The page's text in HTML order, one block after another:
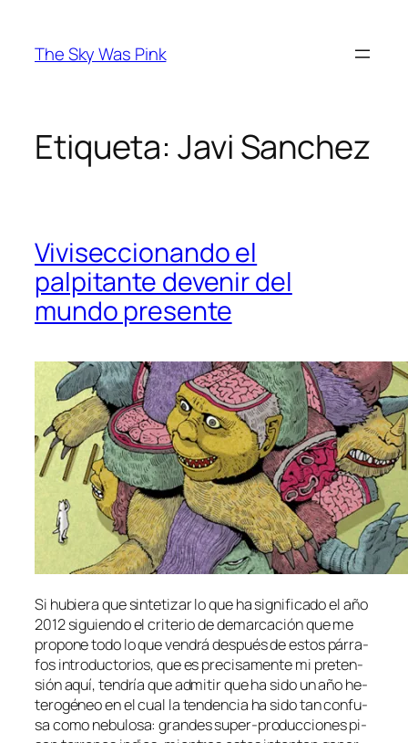
contenido
The Sky Was Pink
Etiqueta: Javi Sanchez
Viviseccionando el
palpitante devenir del
mundo presente
Si hu­bie­ra que sin­te­ti­zar lo que ha sig­ni­fi­ca­do el año
2012 si­guien­do el cri­te­rio de de­mar­ca­ción que me
pro­po­ne to­do lo que ven­drá des­pués de es­tos pá­rra­
fos in­tro­duc­to­rios, que es pre­ci­sa­men­te mi pre­ten­
sión aquí, ten­dría que ad­mi­tir que ha si­do un año he­
te­ro­gé­neo en el cual la ten­den­cia ha si­do tan con­fu­
sa co­mo ne­bu­lo­sa: gran­des super-producciones pi­